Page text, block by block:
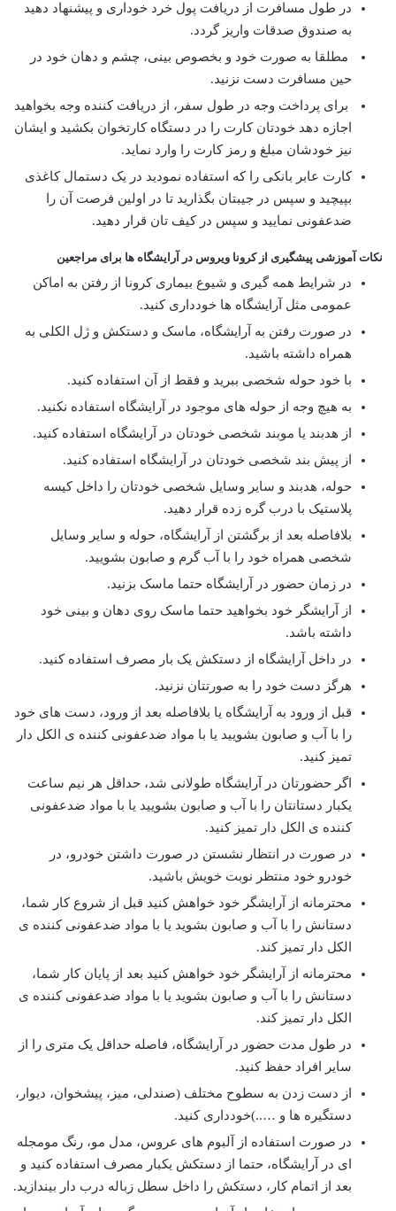
در طول مسافرت از دریافت پول خرد خوداری و پیشنهاد دهید
به صندوق صدقات واریز گردد.
مطلقا به صورت خود و بخصوص بینی، چشم و دهان خود در
حین مسافرت دست نزنید.
برای پرداخت وجه در طول سفر، از دریافت کننده وجه بخواهید
اجازه دهد خودتان کارت را در دستگاه کارتخوان بکشید و ایشان
نیز خودشان مبلغ و رمز کارت را وارد نماید.
کارت عابر بانکی را که استفاده نمودید در یک دستمال کاغذی
بپیچید و سپس در جیبتان بگذارید تا در اولین فرصت آن را
ضدعفونی نمایید و سپس در کیف تان قرار دهید.
نکات آموزشی پیشگیری از کرونا ویروس در آرایشگاه ها برای مراجعین
در شرایط همه گیری و شیوع بیماری کرونا از رفتن به اماکن
عمومی مثل آرایشگاه ها خودداری کنید.
در صورت رفتن به آرایشگاه، ماسک و دستکش و ژل الکلی به
همراه داشته باشید.
با خود حوله شخصی ببرید و فقط از آن استفاده کنید.
به هیچ وجه از حوله های موجود در آرایشگاه استفاده نکنید.
از هدبند یا موبند شخصی خودتان در آرایشگاه استفاده کنید.
از پیش بند شخصی خودتان در آرایشگاه استفاده کنید.
حوله، هدبند و سایر وسایل شخصی خودتان را داخل کیسه
پلاستیک با درب گره زده قرار دهید.
بلافاصله بعد از برگشتن از آرایشگاه، حوله و سایر وسایل
شخصی همراه خود را با آب گرم و صابون بشویید.
در زمان حضور در آرایشگاه حتما ماسک بزنید.
از آرایشگر خود بخواهید حتما ماسک روی دهان و بینی خود
داشته باشد.
در داخل آرایشگاه از دستکش یک بار مصرف استفاده کنید.
هرگز دست خود را به صورتتان نزنید.
قبل از ورود به آرایشگاه یا بلافاصله بعد از ورود، دست های خود
را با آب و صابون بشویید یا با مواد ضدعفونی کننده ی الکل دار
تمیز کنید.
اگر حضورتان در آرایشگاه طولانی شد، حداقل هر نیم ساعت
یکبار دستانتان را با آب و صابون بشویید یا با مواد ضدعفونی
کننده ی الکل دار تمیز کنید.
در صورت در انتظار نشستن در صورت داشتن خودرو، در
خودرو خود منتظر نوبت خویش باشید.
محترمانه از آرایشگر خود خواهش کنید قبل از شروع کار شما،
دستانش را با آب و صابون بشوید یا با مواد ضدعفونی کننده ی
الکل دار تمیز کند.
محترمانه از آرایشگر خود خواهش کنید بعد از پایان کار شما،
دستانش را با آب و صابون بشوید یا با مواد ضدعفونی کننده ی
الکل دار تمیز کند.
در طول مدت حضور در آرایشگاه، فاصله حداقل یک متری را از
سایر افراد حفظ کنید.
از دست زدن به سطوح مختلف (صندلی، میز، پیشخوان، دیوار،
دستگیره ها و …..)خودداری کنید.
در صورت استفاده از آلبوم های عروس، مدل مو، رنگ مومجله
ای در آرایشگاه، حتما از دستکش یکبار مصرف استفاده کنید و
بعد از اتمام کار، دستکش را داخل سطل زباله درب دار بیندازید.